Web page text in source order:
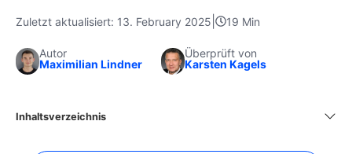
Zuletzt aktualisiert: 13. February 2025 19 Min
Autor
Maximilian Lindner
Überprüft von
Karsten Kagels
Inhaltsverzeichnis